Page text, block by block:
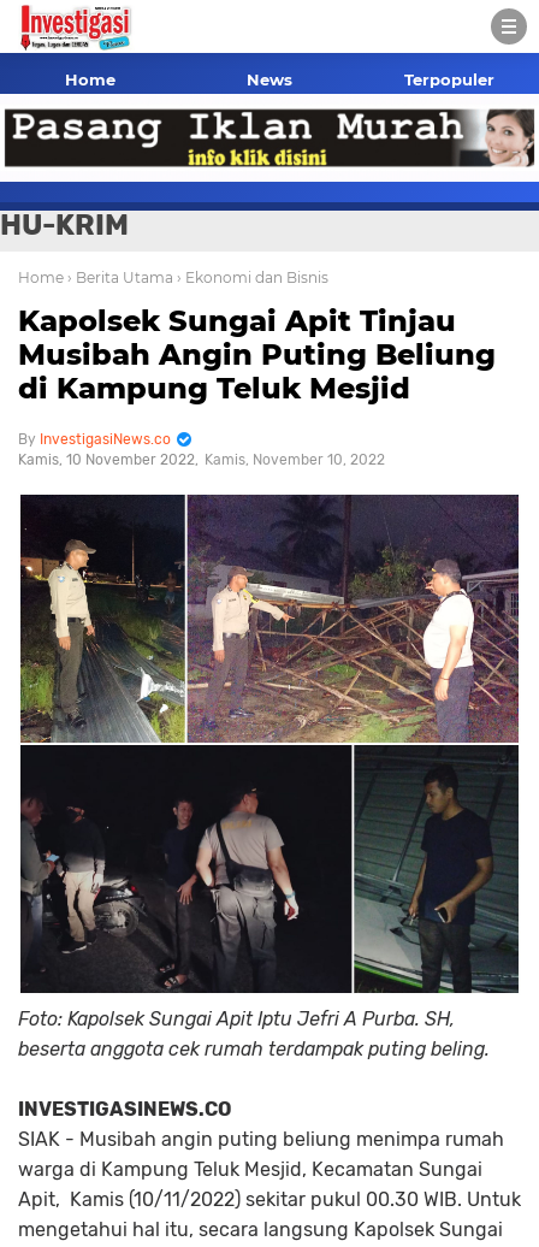
Home News Terpopuler
HU-KRIM
Home › Berita Utama › Ekonomi dan Bisnis
Kapolsek Sungai Apit Tinjau
Musibah Angin Puting Beliung
di Kampung Teluk Mesjid
InvestigasiNews.co
Kamis, 10 November 2022
Kamis, November 10, 2022
Foto: Kapolsek Sungai Apit Iptu Jefri A Purba. SH,
beserta anggota cek rumah terdampak puting beling.
INVESTIGASINEWS.CO
SIAK - Musibah angin puting beliung menimpa rumah
warga di Kampung Teluk Mesjid, Kecamatan Sungai
Apit, Kamis (10/11/2022) sekitar pukul 00.30 WIB. Untuk
mengetahui hal itu, secara langsung Kapolsek Sungai